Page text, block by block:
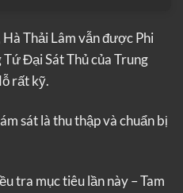
Thải Lâm vẫn được Phi
Đại Sát Thủ của Trung
rất kỹ.
sát là thu thập và chuẩn bị
tra mục tiêu lần này – Tam